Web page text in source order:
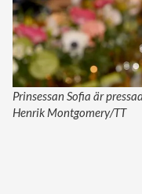
Prinsessan Sofia är
Henrik Montgomery/TT